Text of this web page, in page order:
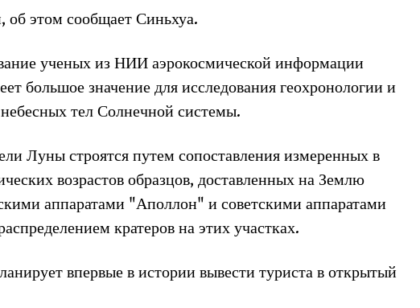
об этом сообщает Синьхуа.
ученых из НИИ аэрокосмической информации
большое значение для исследования геохронологии и
тел Солнечной системы.
Луны строятся путем сопоставления измеренных в
возрастов образцов, доставленных на Землю
аппаратами "Аполлон" и советскими аппаратами
кратеров на этих участках.
впервые в истории вывести туриста в открытый